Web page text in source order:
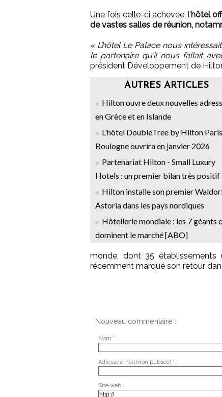
Une fois celle-ci achevée, l’hôtel
de vastes salles de réunion,
« L’hôtel Le Palace nous
le partenaire qu’il nous fallait
président Développement de
AUTRES ARTICLES
Hilton ouvre deux nouvelles
en Grèce et en Islande
L'hôtel DoubleTree by Hilton Paris
Boulogne ouvrira en janvier 2026
Partenariat Hilton - Small Luxury
Hotels : un premier bilan très positif
Hilton installe son premier
Astoria dans les pays nordiques
Hôtellerie mondiale : les 7 géants
dominent le marché [ABO]
monde, dont 35
récemment marqué son retour
Nouveau commentaire :
Nom * :
Adresse email (non publiée) * :
Site web :